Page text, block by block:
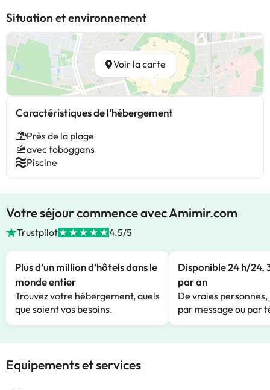
Situation et environnement
Voir la carte
Caractéristiques de l'hébergement
Près de la plage
avec toboggans
Piscine
Votre séjour commence avec Amimir.com
Trustpilot 4.5/5
Plus d'un million d'hôtels dans le
monde entier
Trouvez votre hébergement, quels
que soient vos besoins.
Disponible 24 h/24,
par an
De vraies
par message ou par
Equipements et services